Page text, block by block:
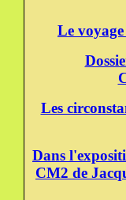
Le
Les
Dans
CM2 de